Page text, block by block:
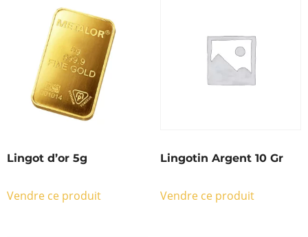
Lingot d’or 5g
Vendre ce produit
Lingotin Argent 10 Gr
Vendre ce produit